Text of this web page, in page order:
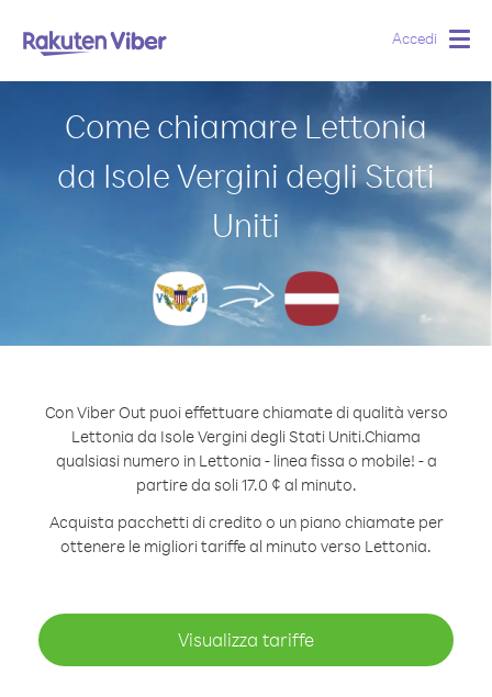
Accedi
Come chiamare Lettonia
da Isole Vergini degli Stati
Uniti
Con Viber Out puoi effettuare chiamate di qualità verso
Lettonia da Isole Vergini degli Stati Uniti.Chiama
qualsiasi numero in Lettonia - linea fissa o mobile! - a
partire da soli 17.0 ¢ al minuto.
Acquista pacchetti di credito o un piano chiamate per
ottenere le migliori tariffe al minuto verso Lettonia.
Visualizza tariffe